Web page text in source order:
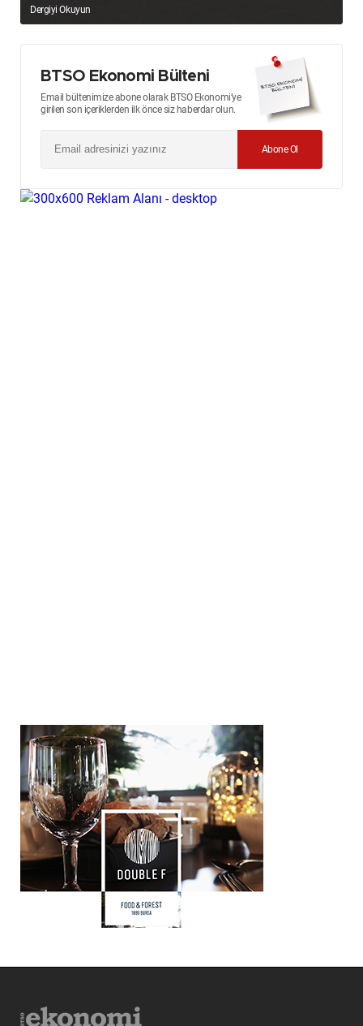
Dergiyi Okuyun
BTSO Ekonomi Bülteni
Email bültenimize abone olarak BTSO Ekonomi’ye
girilen son içeriklerden ilk önce siz haberdar olun.
Abone Ol